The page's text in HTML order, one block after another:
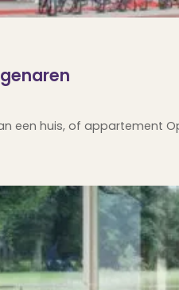
een huis, of appartement